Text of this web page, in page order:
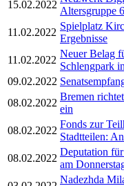
15.02.2022
Altersgruppe
11.02.2022
Spielplatz
Ergebnisse
11.02.2022
Neuer Belag
Schlengpark
09.02.2022
08.02.2022
Bremen
ein
08.02.2022
Fonds zur
Stadtteilen:
08.02.2022
Deputation
am
Nadezhda